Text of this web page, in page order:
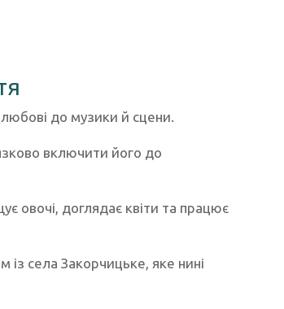
до музики й сцени.
включити його до
овочі, доглядає квіти та працює
села Закорчицьке, яке нині